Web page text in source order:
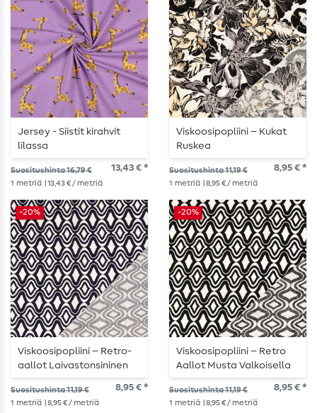
Jersey - Siistit kirahvit
lilassa
Suositushinta 16,79 € 13,43 € *
1 metriä | 13,43 € / metriä
Viskoosipopliini – Kukat
Ruskea
Suositushinta 11,19 € 8,95 € *
1 metriä | 8,95 € / metriä
-20%
Viskoosipopliini – Retro-
aallot Laivastonsininen
Valkoisella
Suositushinta 11,19 € 8,95 € *
1 metriä | 8,95 € / metriä
-20%
Viskoosipopliini – Retro
Aallot Musta Valkoisella
Suositushinta 11,19 € 8,95 € *
1 metriä | 8,95 € / metriä